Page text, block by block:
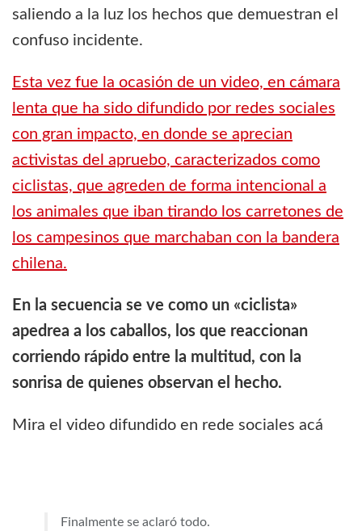
saliendo a la luz los hechos que demuestran el
confuso incidente.
Esta vez fue la ocasión de un video, en cámara
lenta que ha sido difundido por redes sociales
con gran impacto, en donde se aprecian
activistas del apruebo, caracterizados como
ciclistas, que agreden de forma intencional a
los animales que iban tirando los carretones de
los campesinos que marchaban con la bandera
chilena.
En la secuencia se ve como un «ciclista»
apedrea a los caballos, los que reaccionan
corriendo rápido entre la multitud, con la
sonrisa de quienes observan el hecho.
Mira el video difundido en rede sociales acá
Finalmente se aclaró todo.